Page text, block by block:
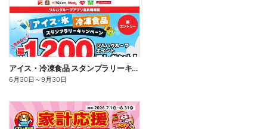
アイス・冷凍食品 スタンプラリーキャンペーン
6月30日 ～9月30日